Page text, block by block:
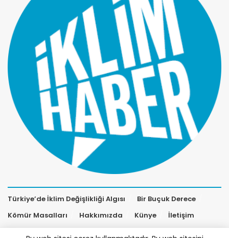
Türkiye’de İklim Değişlikliği Algısı
Bir Buçuk Derece
Kömür Masalları
Hakkımızda Künye İletişim